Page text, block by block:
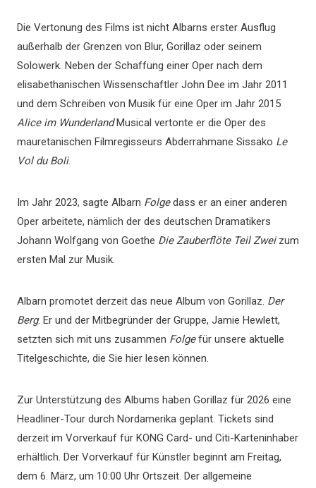
Die Vertonung des Films ist nicht Albarns erster Ausflug
außerhalb der Grenzen von Blur, Gorillaz oder seinem
Solowerk. Neben der Schaffung einer Oper nach dem
elisabethanischen Wissenschaftler John Dee im Jahr 2011
und dem Schreiben von Musik für eine Oper im Jahr 2015
Alice im WunderlandMusical vertonte er die Oper des
mauretanischen Filmregisseurs Abderrahmane Sissako Le
Vol du Boli.
Im Jahr 2023, sagte Albarn Folgedass er an einer anderen
Oper arbeitete, nämlich der des deutschen Dramatikers
Johann Wolfgang von Goethe Die Zauberflöte Teil Zweizum
ersten Mal zur Musik.
Albarn promotet derzeit das neue Album von Gorillaz. Der
Berg. Er und der Mitbegründer der Gruppe, Jamie Hewlett,
setzten sich mit uns zusammen Folgefür unsere aktuelle
Titelgeschichte, die Sie hier lesen können.
Zur Unterstützung des Albums haben Gorillaz für 2026 eine
Headliner-Tour durch Nordamerika geplant. Tickets sind
derzeit im Vorverkauf für KONG Card- und Citi-Karteninhaber
erhältlich. Der Vorverkauf für Künstler beginnt am Freitag,
dem 6. März, um 10:00 Uhr Ortszeit. Der allgemeine